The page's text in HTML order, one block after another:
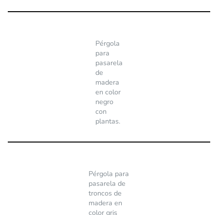
Pérgola
para
pasarela
de
madera
en color
negro
con
plantas.
Pérgola para
pasarela de
troncos de
madera en
color gris